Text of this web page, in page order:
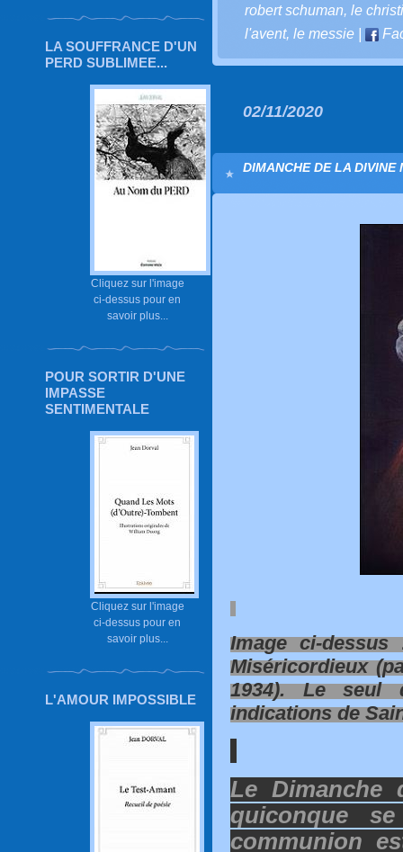
LA SOUFFRANCE D'UN
PERD SUBLIMEE...
Cliquez sur l'image
ci-dessus pour en
savoir plus...
POUR SORTIR D'UNE
IMPASSE
SENTIMENTALE
Cliquez sur l'image
ci-dessus pour en
savoir plus...
L'AMOUR IMPOSSIBLE
robert schuman, le
l'avent, le messie
02/11/2020
DIMANCHE DE LA DIVINE
Image ci-
Miséricordieux
1934). Le
indications de
Le Dimanche
quiconque
communion